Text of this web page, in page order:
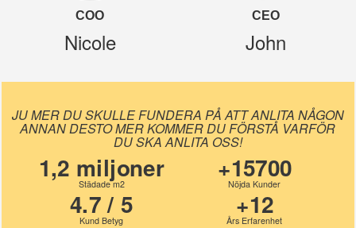
COO
Nicole
CEO
John
JU MER DU SKULLE FUNDERA PÅ ATT ANLITA NÅGON
ANNAN DESTO MER KOMMER DU FÖRSTÅ VARFÖR
DU SKA ANLITA OSS!
1,2 miljoner
Städade m2
+15700
Nöjda Kunder
4.7 / 5
Kund Betyg
+12
Års Erfarenhet